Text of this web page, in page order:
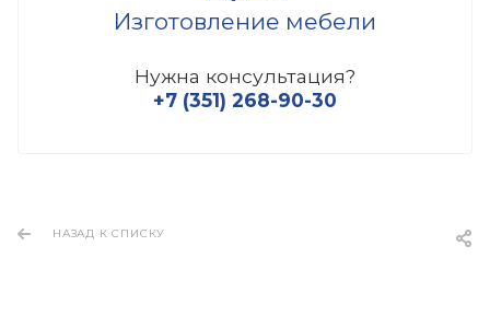
Изготовление мебели
Нужна консультация?
+7 (351) 268-90-30
НАЗАД К СПИСКУ